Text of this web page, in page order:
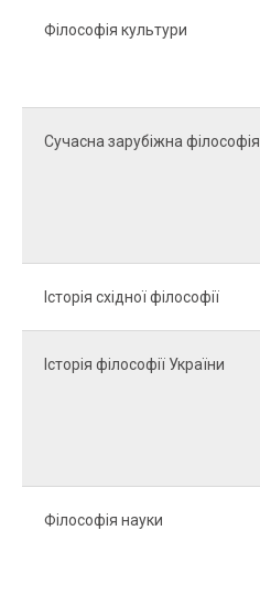
Філософія культури
Сучасна зарубіжна філософія
Історія східної філософії
Історія філософії України
Філософія науки